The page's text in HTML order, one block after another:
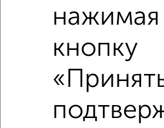
Сравнение средних цен
3‑комнатные квартиры с похожей
5
нажимая
кнопку